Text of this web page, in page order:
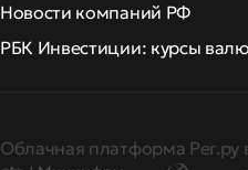
Новости компаний РФ
РБК Инвестиции: курсы
Облачная платформа